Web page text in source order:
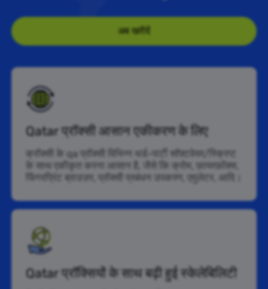
अब खरीदें
Qatar प्रॉक्सी आसान एकीकरण के लिए
क्रॉक्सी के qa प्रॉक्सी विभिन्न थर्ड-पार्टी सॉफ़्टवेयर/स्क्रिप्ट
के साथ एकीकृत करना आसान है, जैसे कि क्रोम, फ़ायरफ़ॉक्स,
फिंगरप्रिंट ब्राउज़र, प्रॉक्सी प्रबंधन उपकरण, एमुलेटर, आदि।
Qatar प्रॉक्सियों के साथ बढ़ी हुई स्केलेबिलिटी